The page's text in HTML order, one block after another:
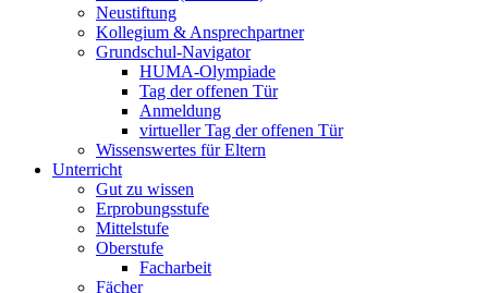
Neustiftung
Kollegium & Ansprechpartner
Grundschul-Navigator
HUMA-Olympiade
Tag der offenen Tür
Anmeldung
virtueller Tag der offenen Tür
Wissenswertes für Eltern
Unterricht
Gut zu wissen
Erprobungsstufe
Mittelstufe
Oberstufe
Facharbeit
Fächer